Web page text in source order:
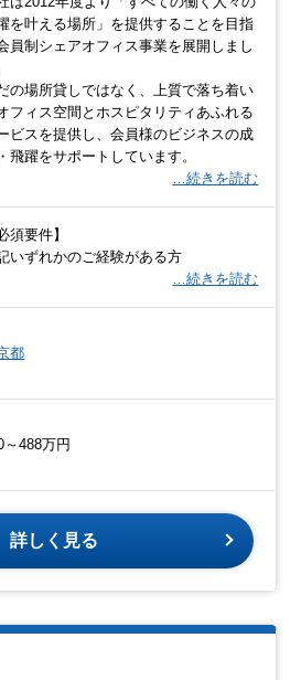
を叶える場所」を提供することを目指
員制シェアオフィス事業を展開しまし
の場所貸しではなく、上質で落ち着い
フィス空間とホスピタリティあふれる
ビスを提供し、会員様のビジネスの成
飛躍をサポートしています。
…続きを読む
須要件】
いずれかのご経験がある方
…続きを読む
都
～488万円
詳しく見る